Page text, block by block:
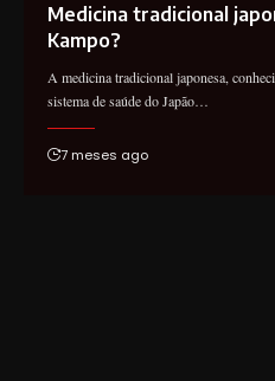
Medicina tradicional
Kampo?
A medicina tradicional japonesa,
sistema de saúde do Japão…
7 meses ago